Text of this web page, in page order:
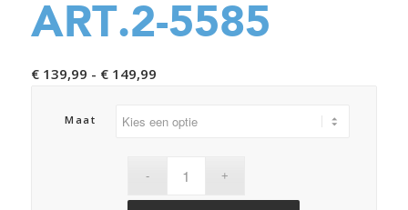
ART.2-5585
€139,99 - €149,99Prijsklasse:
tot
Maat